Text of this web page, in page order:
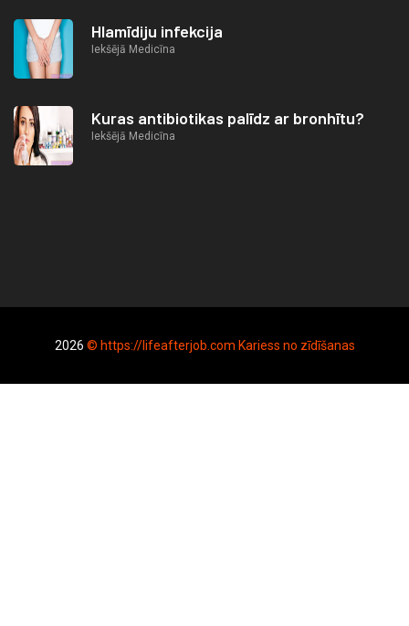
Hlamīdiju infekcija
Iekšējā Medicīna
Kuras antibiotikas palīdz ar bronhītu?
Iekšējā Medicīna
2026 © https://lifeafterjob.com Kariess no zīdīšanas